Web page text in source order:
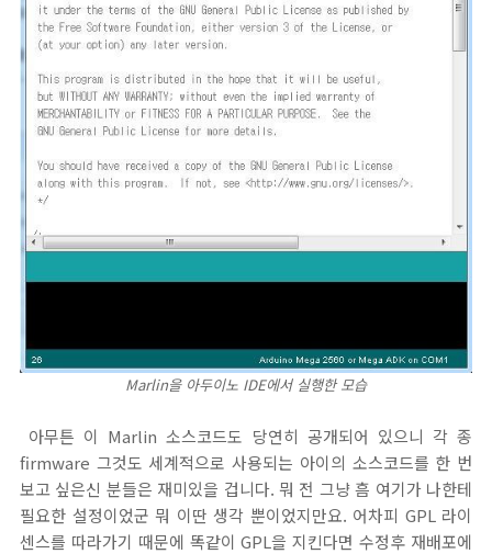
Marlin을 아두이노 IDE에서 실행한 모습
아무튼 이 Marlin 소스코드도 당연히 공개되어 있으니 각 종
firmware 그것도 세계적으로 사용되는 아이의 소스코드를 한 번
보고 싶은신 분들은 재미있을 겁니다. 뭐 전 그냥 흠 여기가 나한테
필요한 설정이었군 뭐 이딴 생각 뿐이었지만요. 어차피 GPL 라이
센스를 따라가기 때문에 똑같이 GPL을 지킨다면 수정후 재배포에